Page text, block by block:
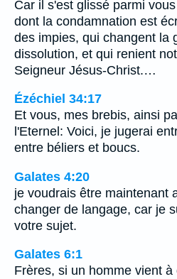
Car il s'est glissé parmi
dont la condamnation est
des impies, qui changent la
dissolution, et qui renient
Seigneur Jésus-Christ.…
Ézéchiel 34:17
Et vous, mes brebis, ainsi
l'Eternel: Voici, je jugerai
entre béliers et boucs.
Galates 4:20
je voudrais être maintenant
changer de langage, car je
votre sujet.
Galates 6:1
Frères, si un homme vient à